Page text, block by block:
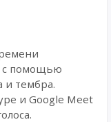
с помощью
и тембра.
и Google Meet